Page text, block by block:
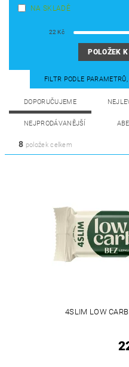
NA SKLADĚ
22 Kč
POLOŽEK
FILTR PODLE
DOPORUČUJEME
NEJPRODÁVANĚJŠÍ
8 položek celkem
4SLIM LOW